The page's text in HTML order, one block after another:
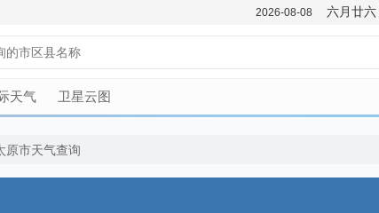
2026-08-08 六月廿六
天气 卫星云图
原市天气查询